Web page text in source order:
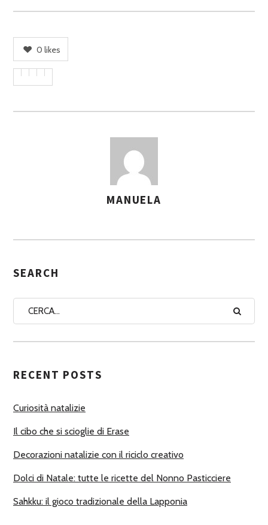
0 likes
S
G
A
U
O
I
MANUELA
SEARCH
RECENT POSTS
Curiosità natalizie
Il cibo che si scioglie di Erase
Decorazioni natalizie con il riciclo creativo
Dolci di Natale: tutte le ricette del Nonno Pasticciere
Sahkku: il gioco tradizionale della Lapponia